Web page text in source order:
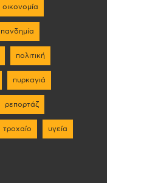
οικονομία
πανδημία
πολιτική
πυρκαγιά
ρεπορτάζ
τροχαίο υγεία